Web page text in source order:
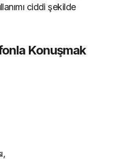
ciddi şekilde
Konuşmak